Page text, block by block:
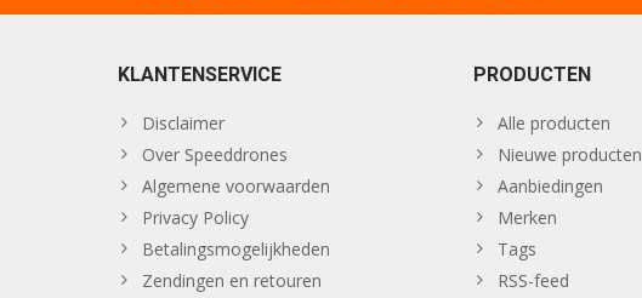
KLANTENSERVICE
Disclaimer
Over Speeddrones
Algemene voorwaarden
Privacy Policy
Betalingsmogelijkheden
Zendingen en retouren
PRODUCTEN
Alle producten
Nieuwe producten
Aanbiedingen
Merken
Tags
RSS-feed